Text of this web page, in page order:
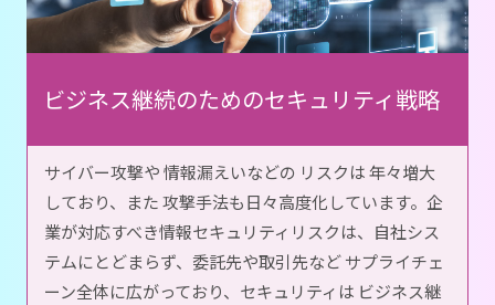
ビジネス継続のためのセキュリティ戦略
サイバー攻撃や 情報漏えいなどの リスクは 年々増大
しており、また 攻撃手法も日々高度化しています。企
業が対応すべき情報セキュリティリスクは、自社シス
テムにとどまらず、委託先や取引先など サプライチェ
ーン全体に広がっており、セキュリティは ビジネス継